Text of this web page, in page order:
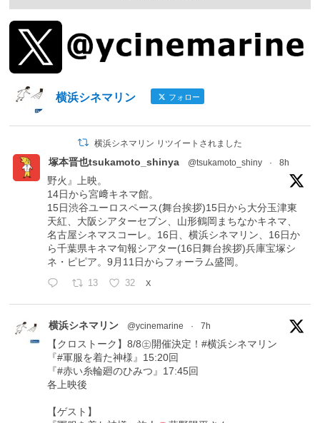
横浜シネマリン フォロー
横浜シネマリン リツイートされました
塚本晋也tsukamoto_shinya @tsukamoto_shiny · 8h
野火』上映。
14日から宮﨑キネマ館。
15日渋谷ユーロスペース(舞台挨拶)15日から大分玉津東
天紅、大阪シアターセブン、山形鶴岡まちなかキネマ、
名古屋シネマスコーレ。16日、横浜シネマリン、16日か
ら千葉県キネマ旬報シアター(16日舞台挨拶)兵庫宝塚シ
ネ・ピピア。9月11日からフォーラム盛岡。
13 32 X
横浜シネマリン @ycinemarine · 7h
【クロストーク】8/8㊏開催決定！#横浜シネマリン
『#軍服を着た神様』15:20回
『#赤い糸輪廻のひみつ』17:45回
各上映後
【ゲスト】